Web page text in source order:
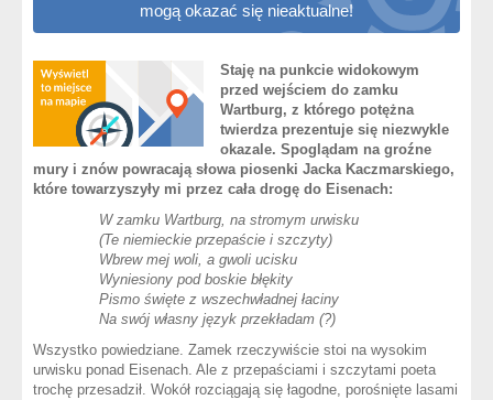
mogą okazać się nieaktualne!
Staję na punkcie widokowym
przed wejściem do zamku
Wartburg, z którego potężna
twierdza prezentuje się niezwykle
okazale. Spoglądam na groźne
mury i znów powracają słowa piosenki Jacka Kaczmarskiego,
które towarzyszyły mi przez cała drogę do Eisenach:
W zamku Wartburg, na stromym urwisku
(Te niemieckie przepaście i szczyty)
Wbrew mej woli, a gwoli ucisku
Wyniesiony pod boskie błękity
Pismo święte z wszechwładnej łaciny
Na swój własny język przekładam (?)
Wszystko powiedziane. Zamek rzeczywiście stoi na wysokim
urwisku ponad Eisenach. Ale z przepaściami i szczytami poeta
trochę przesadził. Wokół rozciągają się łagodne, porośnięte lasami